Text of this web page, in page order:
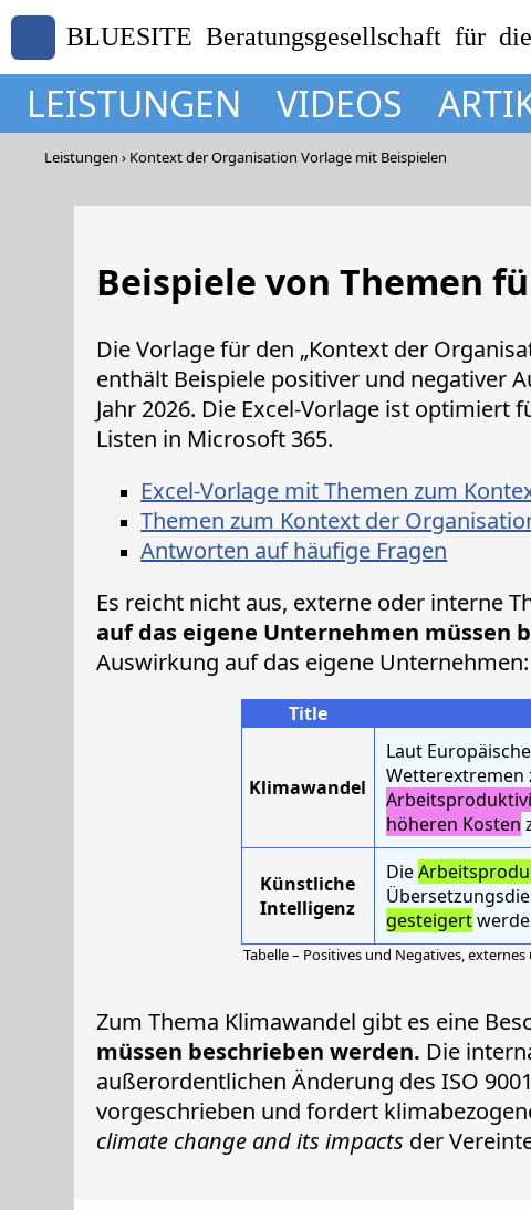
BLUESITE Beratungsgesellschaft für
LEISTUNGEN VIDEOS
Leistungen Kontext der Organisation Vorlage mit Beispielen
Beispiele von Themen
Die Vorlage für den „Kontext der
enthält Beispiele positiver und negativer
Jahr 2026. Die Excel-Vorlage ist
Listen in Microsoft 365.
Excel-Vorlage mit Themen zum
Themen zum Kontext der
Antworten auf häufige Fragen
Es reicht nicht aus, externe oder interne
auf das eigene Unternehmen müssen
Auswirkung auf das eigene Unternehmen:
Title
Klimawandel
Laut
Wetterextremen
höheren Kosten
Künstliche
Intelligenz
Die
gesteigert
Tabelle – Positives und Negatives,
Zum Thema Klimawandel gibt es eine
müssen beschrieben werden. Die
außerordentlichen Änderung des ISO
vorgeschrieben und fordert
climate change and its impacts der